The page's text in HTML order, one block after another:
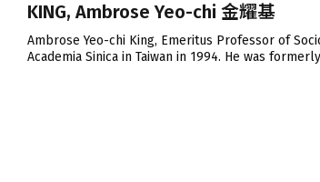
KING, Ambrose Yeo-chi 金耀基
Ambrose Yeo-chi King, Emeritus Professor of
Academia Sinica in Taiwan in 1994. He was